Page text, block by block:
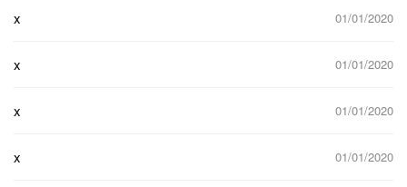
x 01/01/2020
x 01/01/2020
x 01/01/2020
x 01/01/2020